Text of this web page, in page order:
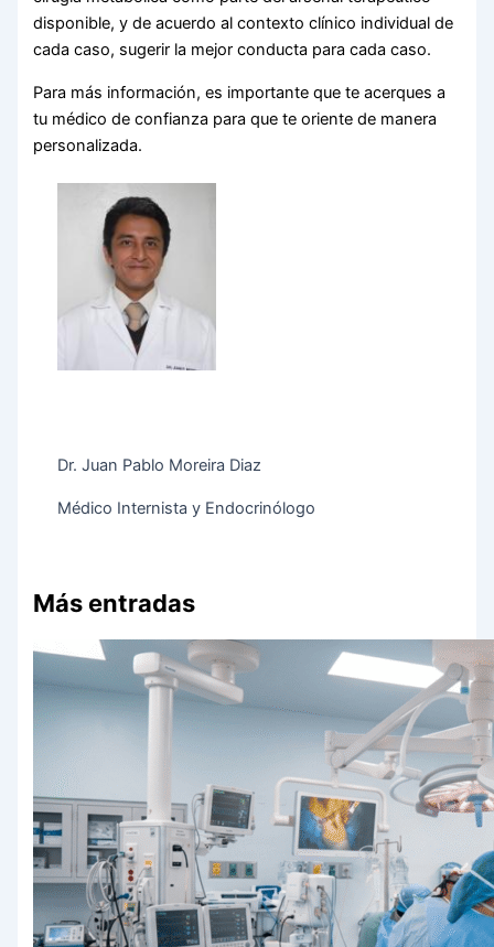
disponible, y de acuerdo al contexto clínico individual de
cada caso, sugerir la mejor conducta para cada caso.
Para más información, es importante que te acerques a
tu médico de confianza para que te oriente de manera
personalizada.
Dr. Juan Pablo Moreira Diaz
Médico Internista y Endocrinólogo
Más entradas